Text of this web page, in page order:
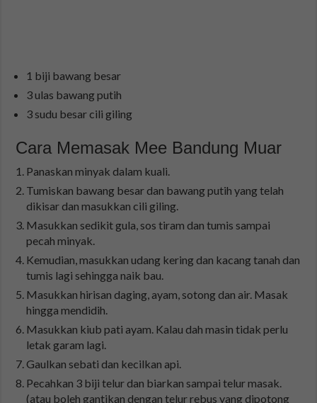
1 biji bawang besar
3 ulas bawang putih
3 sudu besar cili giling
Cara Memasak Mee Bandung Muar
Panaskan minyak dalam kuali.
Tumiskan bawang besar dan bawang putih yang telah
dikisar dan masukkan cili giling.
Masukkan sedikit gula, sos tiram dan tumis sampai
pecah minyak.
Kemudian, masukkan udang kering dan kacang tanah dan
tumis lagi sehingga naik bau.
Masukkan hirisan daging, ayam, sotong dan air. Masak
hingga mendidih.
Masukkan kiub pati ayam. Kalau dah masin tidak perlu
letak garam lagi.
Gaulkan sebati dan kecilkan api.
Pecahkan 3 biji telur dan biarkan sampai telur masak.
(atau boleh gantikan dengan telur rebus yang dipotong